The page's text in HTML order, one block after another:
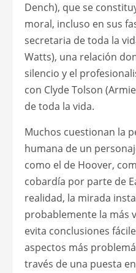
Dench), que se
moral, incluso en sus
secretaria de toda la
Watts), una relación
silencio y el
con Clyde Tolson
de toda la vida.
Muchos cuestionan la
humana de un
como el de Hoover,
cobardía por parte de
realidad, la mirada
probablemente la más
evita conclusiones
aspectos más
través de una puesta